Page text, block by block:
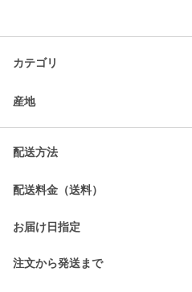
カテゴリ
産地
配送方法
配送料金（送料）
お届け日指定
注文から発送まで